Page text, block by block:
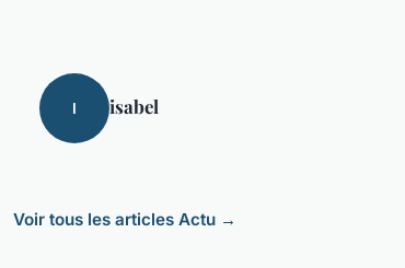
I isabel
Voir tous les articles Actu →